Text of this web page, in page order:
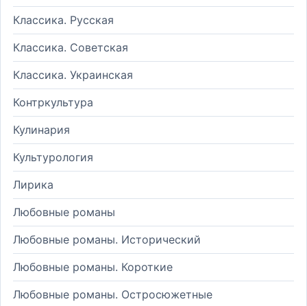
Классика. Русская
Классика. Советская
Классика. Украинская
Контркультура
Кулинария
Культурология
Лирика
Любовные романы
Любовные романы. Исторический
Любовные романы. Короткие
Любовные романы. Остросюжетные